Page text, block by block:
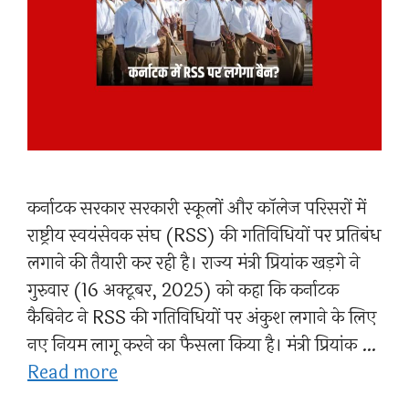
कर्नाटक सरकार सरकारी स्कूलों और कॉलेज परिसरों में
राष्ट्रीय स्वयंसेवक संघ (RSS) की गतिविधियों पर प्रतिबंध
लगाने की तैयारी कर रही है। राज्य मंत्री प्रियांक खड़गे ने
गुरुवार (16 अक्टूबर, 2025) को कहा कि कर्नाटक
कैबिनेट ने RSS की गतिविधियों पर अंकुश लगाने के लिए
नए नियम लागू करने का फैसला किया है। मंत्री प्रियांक …
Read more